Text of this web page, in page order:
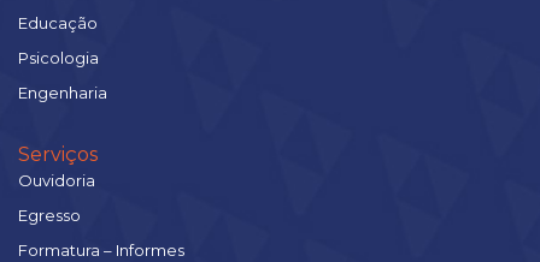
Educação
Psicologia
Engenharia
Serviços
Ouvidoria
Egresso
Formatura – Informes